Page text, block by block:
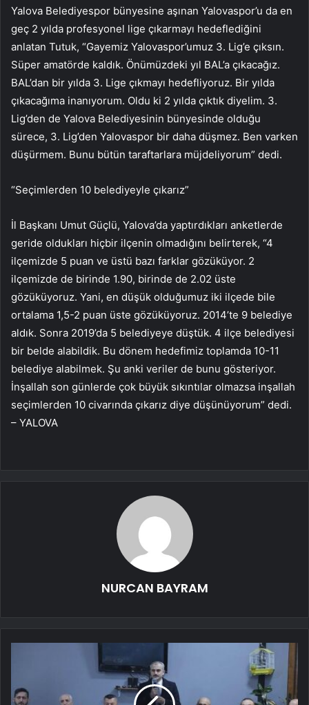
Yalova Belediyespor bünyesine aşınan Yalovaspor’u da en
geç 2 yılda profesyonel lige çıkarmayı hedeflediğini
anlatan Tutuk, “Gayemiz Yalovaspor’umuz 3. Lig’e çıksın.
Süper amatörde kaldık. Önümüzdeki yıl BAL’a çıkacağız.
BAL’dan bir yılda 3. Lige çıkmayı hedefliyoruz. Bir yılda
çıkacağıma inanıyorum. Oldu ki 2 yılda çıktık diyelim. 3.
Lig’den de Yalova Belediyesinin bünyesinde olduğu
sürece, 3. Lig’den Yalovaspor bir daha düşmez. Ben varken
düşürmem. Bunu bütün taraftarlara müjdeliyorum” dedi.
“Seçimlerden 10 belediyeyle çıkarız”
İl Başkanı Umut Güçlü, Yalova’da yaptırdıkları anketlerde
geride oldukları hiçbir ilçenin olmadığını belirterek, “4
ilçemizde 5 puan ve üstü bazı farklar gözüküyor. 2
ilçemizde de birinde 1.90, birinde de 2.02 üste
gözüküyoruz. Yani, en düşük olduğumuz iki ilçede bile
ortalama 1,5-2 puan üste gözüküyoruz. 2014’te 9 belediye
aldık. Sonra 2019’da 5 belediyeye düştük. 4 ilçe belediyesi
bir belde alabildik. Bu dönem hedefimiz toplamda 10-11
belediye alabilmek. Şu anki veriler de bunu gösteriyor.
İnşallah son günlerde çok büyük sıkıntılar olmazsa inşallah
seçimlerden 10 civarında çıkarız diye düşünüyorum” dedi.
– YALOVA
NURCAN BAYRAM